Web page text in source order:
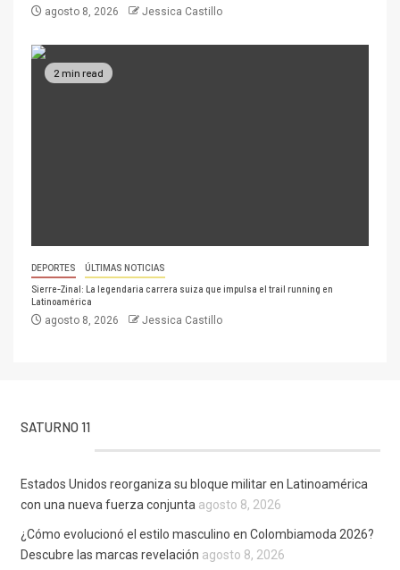
agosto 8, 2026 Jessica Castillo
2 min read
DEPORTES ÚLTIMAS NOTICIAS
Sierre-Zinal: La legendaria carrera suiza que impulsa el trail running en
Latinoamérica
agosto 8, 2026 Jessica Castillo
SATURNO 11
Estados Unidos reorganiza su bloque militar en Latinoamérica
con una nueva fuerza conjunta agosto 8, 2026
¿Cómo evolucionó el estilo masculino en Colombiamoda 2026?
Descubre las marcas revelación agosto 8, 2026